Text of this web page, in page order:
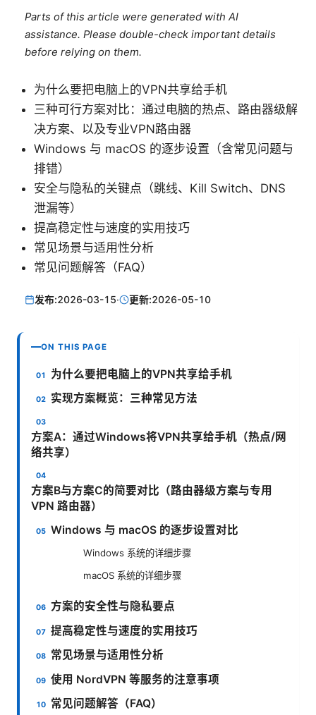
Parts of this article were generated with AI
assistance. Please double-check important details
before relying on them.
为什么要把电脑上的VPN共享给手机
三种可行方案对比：通过电脑的热点、路由器级解
决方案、以及专业VPN路由器
Windows 与 macOS 的逐步设置（含常见问题与
排错）
安全与隐私的关键点（跳线、Kill Switch、DNS
泄漏等）
提高稳定性与速度的实用技巧
常见场景与适用性分析
常见问题解答（FAQ）
发布:2026-03-15· 更新:2026-05-10
ON THIS PAGE
为什么要把电脑上的VPN共享给手机
实现方案概览：三种常见方法
方案A：通过Windows将VPN共享给手机（热点/网
络共享）
方案B与方案C的简要对比（路由器级方案与专用
VPN 路由器）
Windows 与 macOS 的逐步设置对比
Windows 系统的详细步骤
macOS 系统的详细步骤
方案的安全性与隐私要点
提高稳定性与速度的实用技巧
常见场景与适用性分析
使用 NordVPN 等服务的注意事项
常见问题解答（FAQ）